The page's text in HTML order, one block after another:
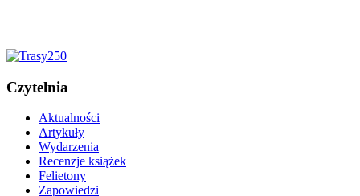
Czytelnia
Aktualności
Artykuły
Wydarzenia
Recenzje książek
Felietony
Zapowiedzi